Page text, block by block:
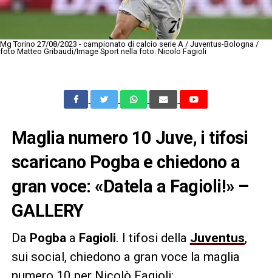
Mg Torino 27/08/2023 - campionato di calcio serie A / Juventus-Bologna /
foto Matteo Gribaudi/Image Sport nella foto: Nicolo Fagioli
Maglia numero 10 Juve, i tifosi
scaricano Pogba e chiedono a
gran voce: «Datela a Fagioli!» –
GALLERY
Da Pogba a Fagioli. I tifosi della Juventus,
sui social, chiedono a gran voce la maglia